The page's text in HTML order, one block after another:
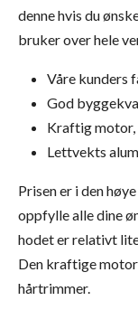
denne hvis du
bruker over hele
Våre kunders
God
Kraftig motor,
Lettvekts
Prisen er i den
oppfylle alle dine
hodet er relativt
Den kraftige
hårtrimmer.